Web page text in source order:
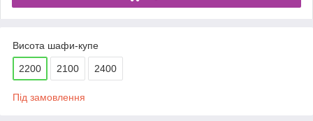
Висота шафи-купе
2200 2100 2400
Під замовлення